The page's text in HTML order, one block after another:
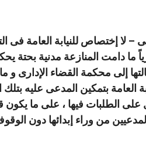
لا إختصاص للنيابة العامة فى
ما دامت المنازعة مدنية بحتة
إلى محكمة القضاء الإدارى و
العامة بتمكين المدعى عليه
الطلبات فيها ، على ما يكون
من وراء إبدائها دون
واتساب
فيسبوك
لينكد
إن